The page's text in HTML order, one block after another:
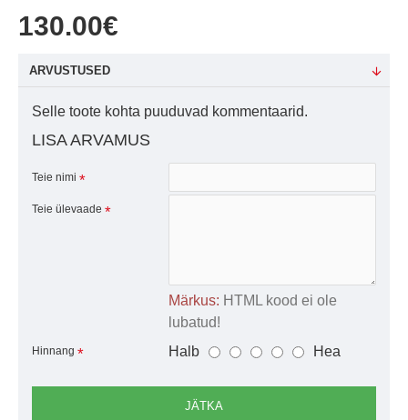
130.00€
ARVUSTUSED
Selle toote kohta puuduvad kommentaarid.
LISA ARVAMUS
Teie nimi
Teie ülevaade
Märkus: HTML kood ei ole
lubatud!
Hinnang Halb Hea
JÄTKA